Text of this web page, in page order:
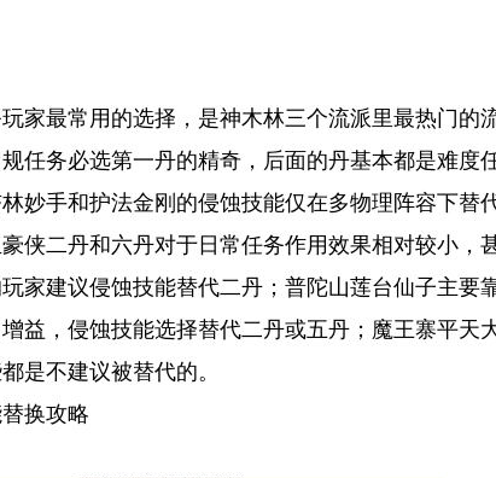
家最常用的选择，是神木林三个流派里最热门的
任务必选第一丹的精奇，后面的丹基本都是难度
妙手和护法金刚的侵蚀技能仅在多物理阵容下替
侠二丹和六丹对于日常任务作用效果相对较小，
家建议侵蚀技能替代二丹；普陀山莲台仙子主要
益，侵蚀技能选择替代二丹或五丹；魔王寨平天
是不建议被替代的。
换攻略